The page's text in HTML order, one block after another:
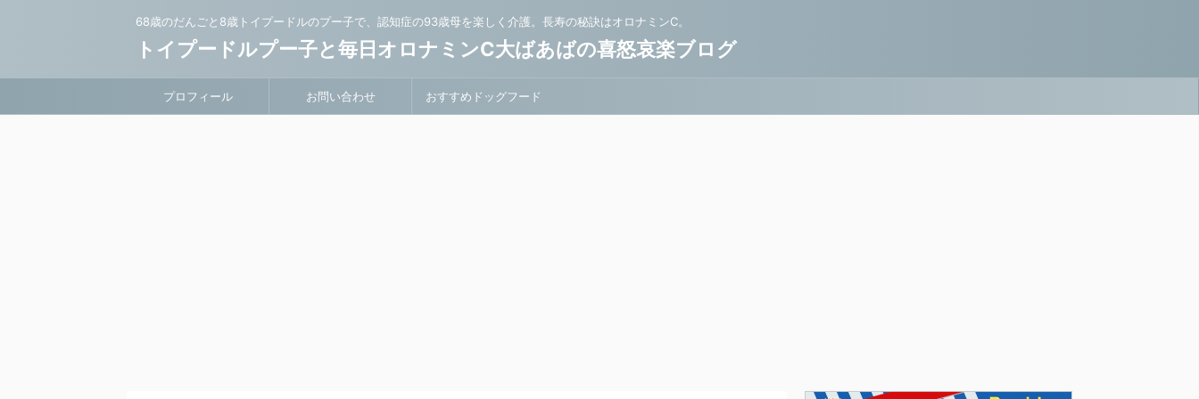
68歳のだんごと8歳トイプードルのプー子で、認知症の93歳母を楽しく介護。長寿の秘訣はオロナミンC。
トイプードルプー子と毎日オロナミンC大ばあばの喜怒哀楽ブログ
プロフィール お問い合わせ おすすめドッグフード